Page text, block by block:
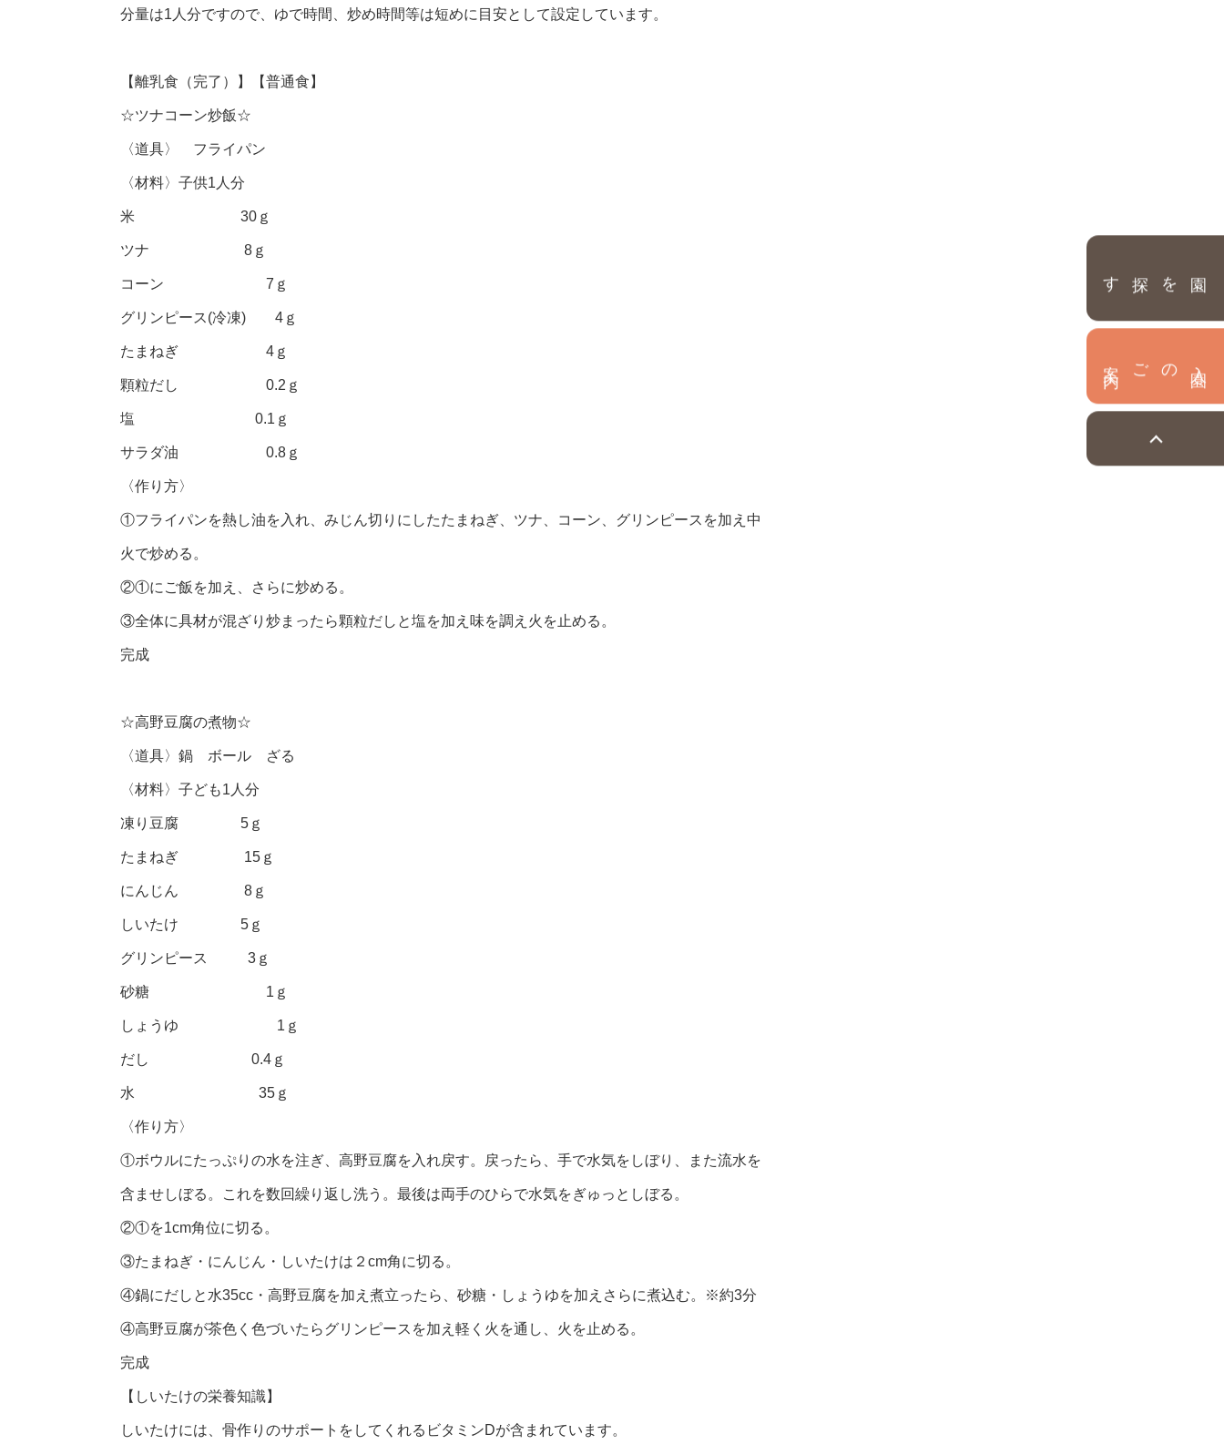
園を探す
分量は1人分ですので、ゆで時間、炒め時間等は短めに目安として設定しています。
【離乳食（完了）】【普通食】
☆ツナコーン炒飯☆
〈道具〉 フライパン
〈材料〉子供1人分
米 30ｇ
ツナ 8ｇ
コーン 7ｇ
グリンピース(冷凍) 4ｇ
たまねぎ 4ｇ
顆粒だし 0.2ｇ
塩 0.1ｇ
サラダ油 0.8ｇ
〈作り方〉
①フライパンを熱し油を入れ、みじん切りにしたたまねぎ、ツナ、コーン、グリンピースを加え中
火で炒める。
②①にご飯を加え、さらに炒める。
③全体に具材が混ざり炒まったら顆粒だしと塩を加え味を調え火を止める。
完成
☆高野豆腐の煮物☆
〈道具〉鍋 ボール ざる
〈材料〉子ども1人分
凍り豆腐 5ｇ
たまねぎ 15ｇ
にんじん 8ｇ
しいたけ 5ｇ
グリンピース 3ｇ
砂糖 1ｇ
しょうゆ 1ｇ
だし 0.4ｇ
水 35ｇ
〈作り方〉
①ボウルにたっぷりの水を注ぎ、高野豆腐を入れ戻す。戻ったら、手で水気をしぼり、また流水を
含ませしぼる。これを数回繰り返し洗う。最後は両手のひらで水気をぎゅっとしぼる。
②①を1cm角位に切る。
③たまねぎ・にんじん・しいたけは２cm角に切る。
④鍋にだしと水35cc・高野豆腐を加え煮立ったら、砂糖・しょうゆを加えさらに煮込む。※約3分
④高野豆腐が茶色く色づいたらグリンピースを加え軽く火を通し、火を止める。
完成
【しいたけの栄養知識】
しいたけには、骨作りのサポートをしてくれるビタミンDが含まれています。